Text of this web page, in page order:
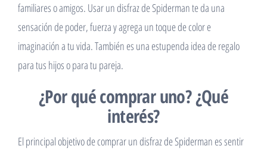
familiares o amigos. Usar un disfraz de Spiderman te da una
sensación de poder, fuerza y ​​agrega un toque de color e
imaginación a tu vida. También es una estupenda idea de regalo
para tus hijos o para tu pareja.
¿Por qué comprar uno? ¿Qué
interés?
El principal objetivo de comprar un disfraz de Spiderman es sentir